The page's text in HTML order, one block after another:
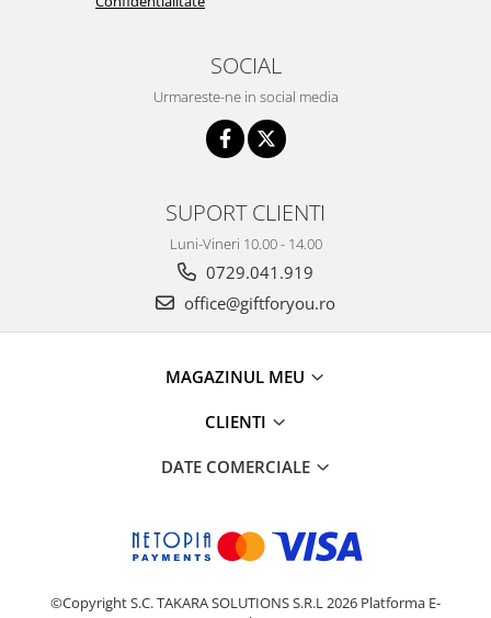
SOCIAL
Urmareste-ne in social media
SUPORT CLIENTI
Luni-Vineri 10.00 - 14.00
0729.041.919
office@giftforyou.ro
MAGAZINUL MEU
CLIENTI
DATE COMERCIALE
©Copyright S.C. TAKARA SOLUTIONS S.R.L 2026 Platforma E-